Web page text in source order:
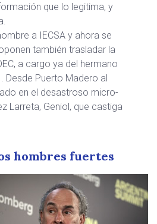
que lo legitima, y
a IECSA y ahora se
también trasladar la
a cargo ya del hermano
Desde Puerto Madero al
en el desastroso micro-
Larreta, Geniol, que castiga
hombres fuertes